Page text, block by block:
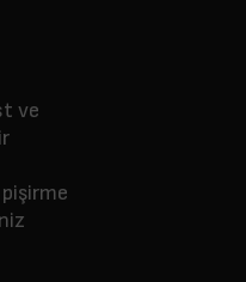
ve
pişirme